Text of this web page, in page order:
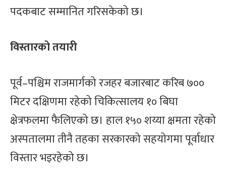
पदकबाट सम्मानित गरिसकेको छ।
विस्तारको तयारी
पूर्व–पश्चिम राजमार्गको रजहर बजारबाट करिब ७००
मिटर दक्षिणमा रहेको चिकित्सालय १० बिघा
क्षेत्रफलमा फैलिएको छ। हाल १५० शय्या क्षमता रहेको
अस्पतालमा तीनै तहका सरकारको सहयोगमा पूर्वाधार
विस्तार भइरहेको छ।